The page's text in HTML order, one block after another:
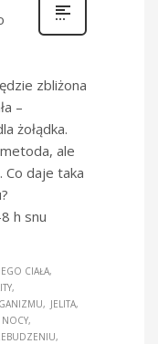
zbliżona
–
żołądka.
ale
Co daje taka
h snu
CIAŁA
JELITA